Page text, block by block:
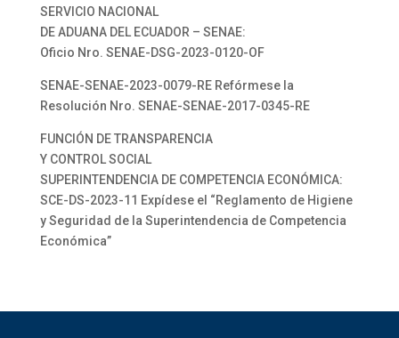
SERVICIO NACIONAL
DE ADUANA DEL ECUADOR – SENAE:
Oficio Nro. SENAE-DSG-2023-0120-OF
SENAE-SENAE-2023-0079-RE Refórmese la
Resolución Nro. SENAE-SENAE-2017-0345-RE
FUNCIÓN DE TRANSPARENCIA
Y CONTROL SOCIAL
SUPERINTENDENCIA DE COMPETENCIA ECONÓMICA:
SCE-DS-2023-11 Expídese el “Reglamento de Higiene
y Seguridad de la Superintendencia de Competencia
Económica”